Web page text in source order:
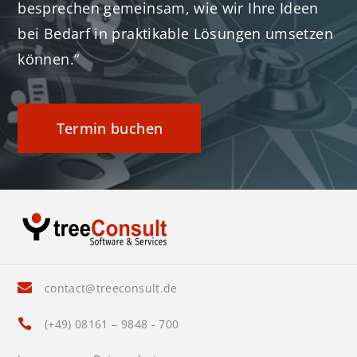
besprechen gemeinsam, wie wir Ihre Ideen
bei Bedarf in praktikable Lösungen umsetzen
können.“
Termin buchen
 contact@treeconsult.de
 (+49) 08161 – 9848 - 700